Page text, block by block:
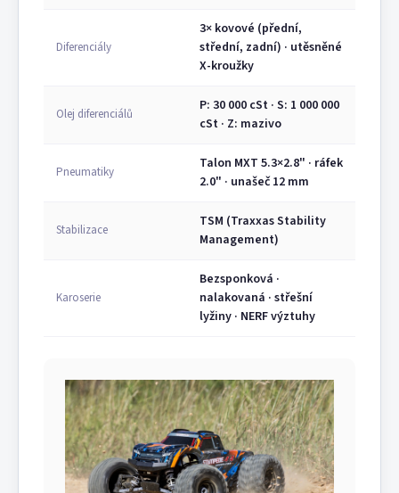
Diferenciály
3× kovové (přední,
střední, zadní) · utěsněné
X-kroužky
Olej diferenciálů
P: 30 000 cSt · S: 1 000 000
cSt · Z: mazivo
Pneumatiky
Talon MXT 5.3×2.8" · ráfek
2.0" · unašeč 12 mm
Stabilizace
TSM (Traxxas Stability
Management)
Karoserie
Bezsponková ·
nalakovaná · střešní
lyžiny · NERF výztuhy